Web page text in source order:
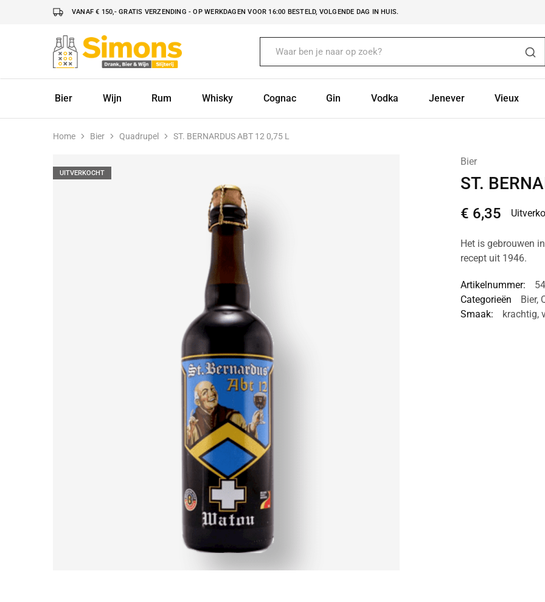
VANAF € 150,- GRATIS VERZENDING - OP WERKDAGEN VOOR 16:00 BESTELD, VOLGENDE DAG IN HUIS.
Simonsdrank.nl
Drank,
Bier
Bier
Wijn Rum Whisky Cognac Gin Vodka Jenever Vieux
Home Bier Quadrupel ST. BERNARDUS ABT 12 0,75 L
UITVERKOCHT
Bier
ST.
€ 6,35
Het is gebrouwen
recept uit 1946.
Artikelnummer:
Categorieën
Bier,
Smaak:
krachtig,